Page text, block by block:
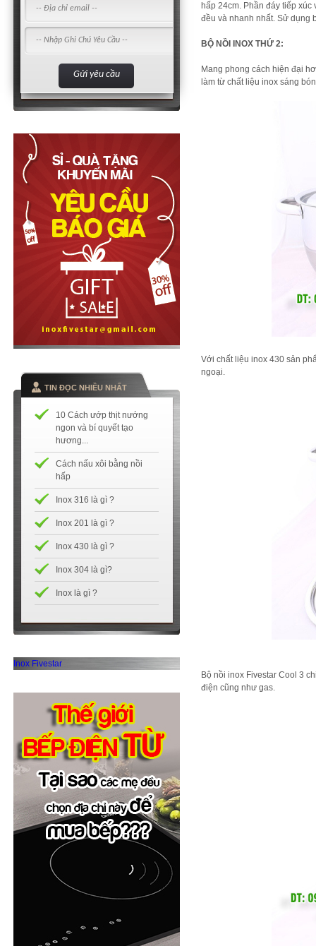
TIN ĐỌC NHIỀU NHẤT
10 Cách ướp thịt nướng
ngon và bí quyết tạo
hương...
Cách nấu xôi bằng nồi
hấp
Inox 316 là gì ?
Inox 201 là gì ?
Inox 430 là gì ?
Inox 304 là gì?
Inox là gì ?
Inox Fivestar
hấp 24cm. Phần đáy tiếp
đều và nhanh nhất. Sử dụng
BỘ NỒI INOX THỨ 2:
Mang phong cách hiện đại
làm từ chất liệu inox sáng
Với chất liệu inox 430 sản
ngoại.
Bộ nồi inox Fivestar Cool 3
điện cũng như gas.